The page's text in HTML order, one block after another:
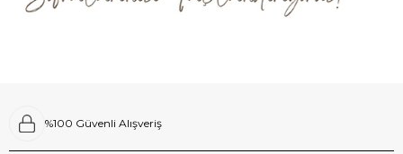
%100 Güvenli Alışveriş